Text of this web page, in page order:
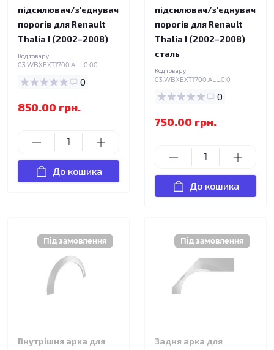
підсилювач/з'єднувач
порогів для Renault
Thalia I (2002–2008)
Код товару:
03.WBXEXT1700.ALL.0.00
0
850.00 грн.
До кошика
підсилювач/з'єднувач
порогів для Renault
Thalia I (2002–2008)
сталь
Код товару:
03.WBXEXT1700.ALL.0.0
0
750.00 грн.
До кошика
Внутрішня арка для
Задня арка для